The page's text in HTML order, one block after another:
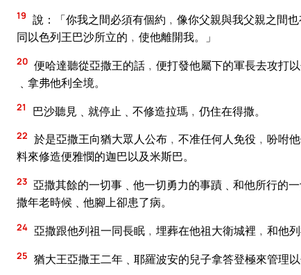
19 說：「你我之間必須有個約﹐像你父親與我父親之間
同以色列王巴沙所立的﹐使他離開我。」
20 便哈達聽從亞撒王的話﹐便打發他屬下的軍長去攻打
﹑拿弗他利全境。
21 巴沙聽見﹑就停止﹑不修造拉瑪﹐仍住在得撒。
22 於是亞撒王向猶大眾人公布﹐不准任何人免役﹐吩咐
料來修造便雅憫的迦巴以及米斯巴。
23 亞撒其餘的一切事﹑他一切勇力的事蹟﹑和他所行的
撒年老時候﹑他腳上卻患了病。
24 亞撒跟他列祖一同長眠﹐埋葬在他祖大衛城裡﹐和他
25 猶大王亞撒王二年﹑耶羅波安的兒子拿答登極來管理